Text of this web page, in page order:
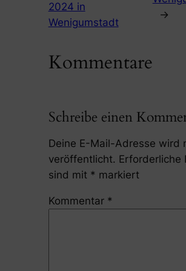
2024 in
Wenigumstadt
→
Kommentare
Schreibe einen
Deine E-Mail-Adresse wird
veröffentlicht. Erforderliche
sind mit * markiert
Kommentar *